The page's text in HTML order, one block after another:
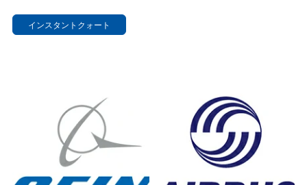
インスタントクォート